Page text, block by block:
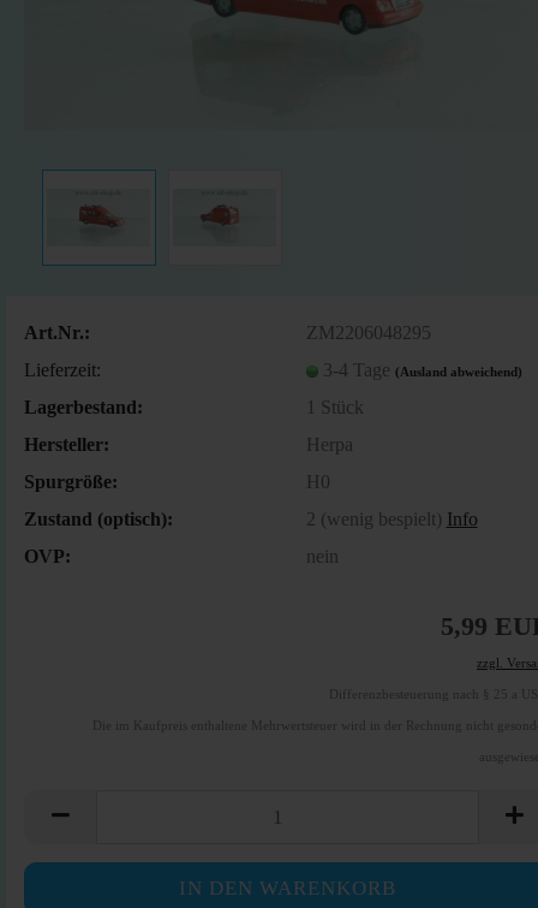
Art.Nr.:
ZM2206048295
Lieferzeit:
3-4 Tage (Ausland abweichend)
Lagerbestand: 1 Stück
Hersteller:
Herpa
Spurgröße:
H0
Zustand (optisch):
2 (wenig bespielt) Info
OVP:
nein
5,99
zzgl.
Differenzbesteuerung nach § 25 a
Die im Kaufpreis enthaltene Mehrwertsteuer wird in der Rechnung nicht